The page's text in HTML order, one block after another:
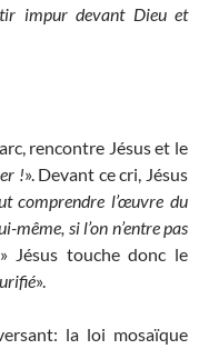
impur devant Dieu et
rencontre Jésus et le
!». Devant ce cri, Jésus
comprendre l’œuvre du
si l’on n’entre pas
» Jésus touche donc le
».
la loi mosaïque